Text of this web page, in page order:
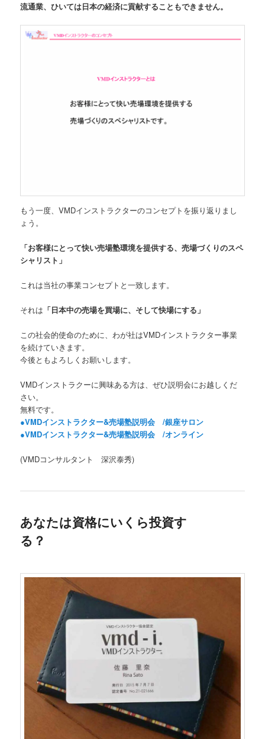
流通業、ひいては日本の経済に貢献することもできません。
もう一度、VMDインストラクターのコンセプトを振り返りまし
ょう。
「お客様にとって快い売場塾環境を提供する、売場づくりのスペ
シャリスト」
これは当社の事業コンセプトと一致します。
それは 「日本中の売場を買場に、そして快場にする」
この社会的使命のために、わが社はVMDインストラクター事業
を続けていきます。
今後ともよろしくお願いします。
VMDインストラクーに興味ある方は、ぜひ説明会にお越しくだ
さい。
無料です。
●VMDインストラクター&売場塾説明会 /銀座サロン
●VMDインストラクター&売場塾説明会 /オンライン
(VMDコンサルタント 深沢泰秀)
あなたは資格にいくら投資す
る？